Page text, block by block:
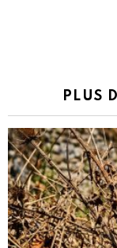
PLUS